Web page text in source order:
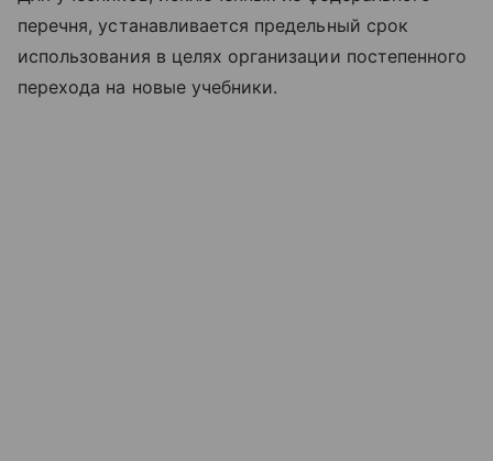
перечня, устанавливается предельный срок
использования в целях организации постепенного
перехода на новые учебники.